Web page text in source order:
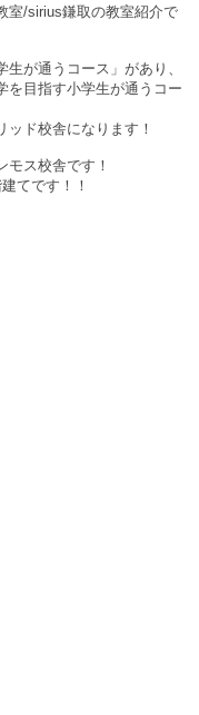
室/sirius鎌取の教室紹介で
が通うコース」があり、
を目指す小学生が通うコー
ド校舎になります！
モス校舎です！
てです！！